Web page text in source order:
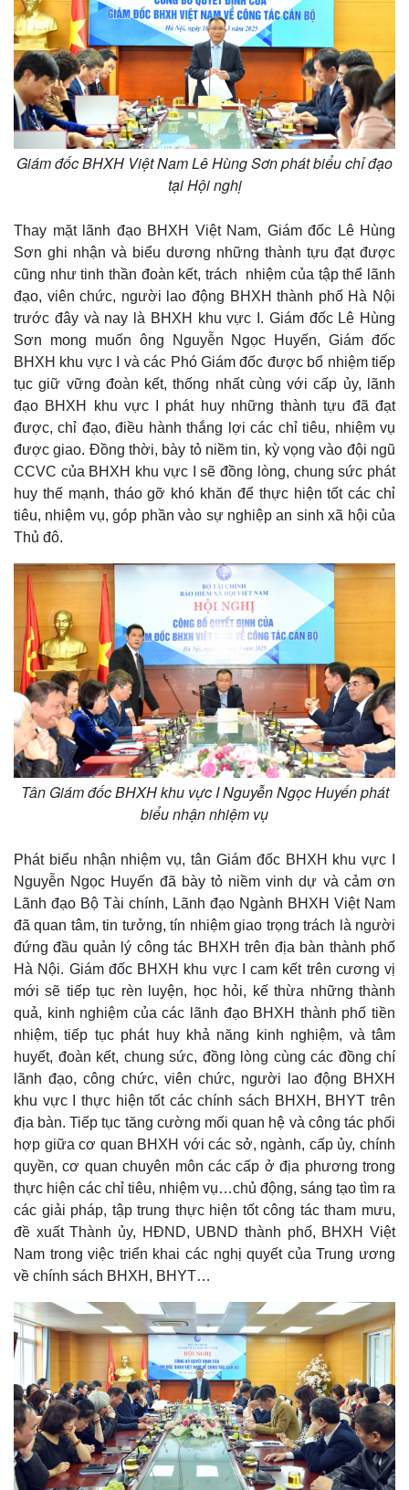
Kinh tế
Bất động sản
Khởi nghiệp
Thị trường
Giá vàng
Tiêu dùng
Tỷ giá
Chứng khoán
Giá cà phê
Giám đốc BHXH Việt Nam Lê Hùng Sơn phát biểu chỉ đạo
tại Hội nghị
Thay mặt lãnh đạo BHXH Việt Nam, Giám đốc Lê Hùng
Sơn ghi nhận và biểu dương những thành tựu đạt được
cũng như tinh thần đoàn kết, trách nhiệm của tập thể lãnh
đạo, viên chức, người lao động BHXH thành phố Hà Nội
trước đây và nay là BHXH khu vực I. Giám đốc Lê Hùng
Sơn mong muốn ông Nguyễn Ngọc Huyến, Giám đốc
BHXH khu vực I và các Phó Giám đốc được bổ nhiệm tiếp
tục giữ vững đoàn kết, thống nhất cùng với cấp ủy, lãnh
đạo BHXH khu vực I phát huy những thành tựu đã đạt
được, chỉ đạo, điều hành thắng lợi các chỉ tiêu, nhiệm vụ
được giao. Đồng thời, bày tỏ niềm tin, kỳ vọng vào đội ngũ
CCVC của BHXH khu vực I sẽ đồng lòng, chung sức phát
huy thế mạnh, tháo gỡ khó khăn để thực hiện tốt các chỉ
tiêu, nhiệm vụ, góp phần vào sự nghiệp an sinh xã hội của
Thủ đô.
Tân Giám đốc BHXH khu vực I Nguyễn Ngọc Huyến phát
biểu nhận nhiệm vụ
Phát biểu nhận nhiệm vụ, tân Giám đốc BHXH khu vực I
Nguyễn Ngọc Huyến đã bày tỏ niềm vinh dự và cảm ơn
Lãnh đạo Bộ Tài chính, Lãnh đạo Ngành BHXH Việt Nam
đã quan tâm, tin tưởng, tín nhiệm giao trọng trách là người
đứng đầu quản lý công tác BHXH trên địa bàn thành phố
Hà Nội. Giám đốc BHXH khu vực I cam kết trên cương vị
mới sẽ tiếp tục rèn luyện, học hỏi, kế thừa những thành
quả, kinh nghiệm của các lãnh đạo BHXH thành phố tiền
nhiệm, tiếp tục phát huy khả năng kinh nghiệm, và tâm
huyết, đoàn kết, chung sức, đồng lòng cùng các đồng chí
lãnh đạo, công chức, viên chức, người lao động BHXH
khu vực I thực hiện tốt các chính sách BHXH, BHYT trên
địa bàn. Tiếp tục tăng cường mối quan hệ và công tác phối
hợp giữa cơ quan BHXH với các sở, ngành, cấp ủy, chính
quyền, cơ quan chuyên môn các cấp ở địa phương trong
thực hiện các chỉ tiêu, nhiệm vụ…chủ động, sáng tạo tìm ra
các giải pháp, tập trung thực hiện tốt công tác tham mưu,
đề xuất Thành ủy, HĐND, UBND thành phố, BHXH Việt
Nam trong việc triển khai các nghị quyết của Trung ương
về chính sách BHXH, BHYT…